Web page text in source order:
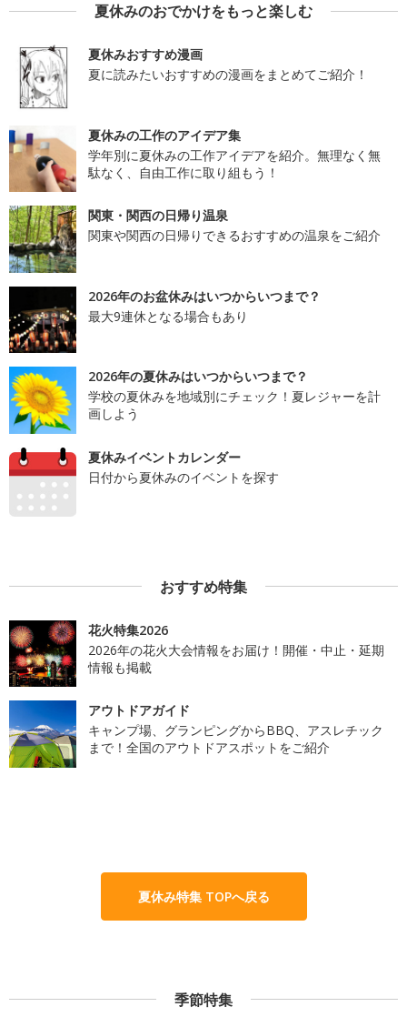
夏休みのおでかけをもっと楽しむ
夏休みおすすめ漫画
夏に読みたいおすすめの漫画をまとめてご紹介！
夏休みの工作のアイデア集
学年別に夏休みの工作アイデアを紹介。無理なく無
駄なく、自由工作に取り組もう！
関東・関西の日帰り温泉
関東や関西の日帰りできるおすすめの温泉をご紹介
2026年のお盆休みはいつからいつまで？
最大9連休となる場合もあり
2026年の夏休みはいつからいつまで？
学校の夏休みを地域別にチェック！夏レジャーを計
画しよう
夏休みイベントカレンダー
日付から夏休みのイベントを探す
おすすめ特集
花火特集2026
2026年の花火大会情報をお届け！開催・中止・延期
情報も掲載
アウトドアガイド
キャンプ場、グランピングからBBQ、アスレチック
まで！全国のアウトドアスポットをご紹介
夏休み特集 TOPへ戻る
季節特集